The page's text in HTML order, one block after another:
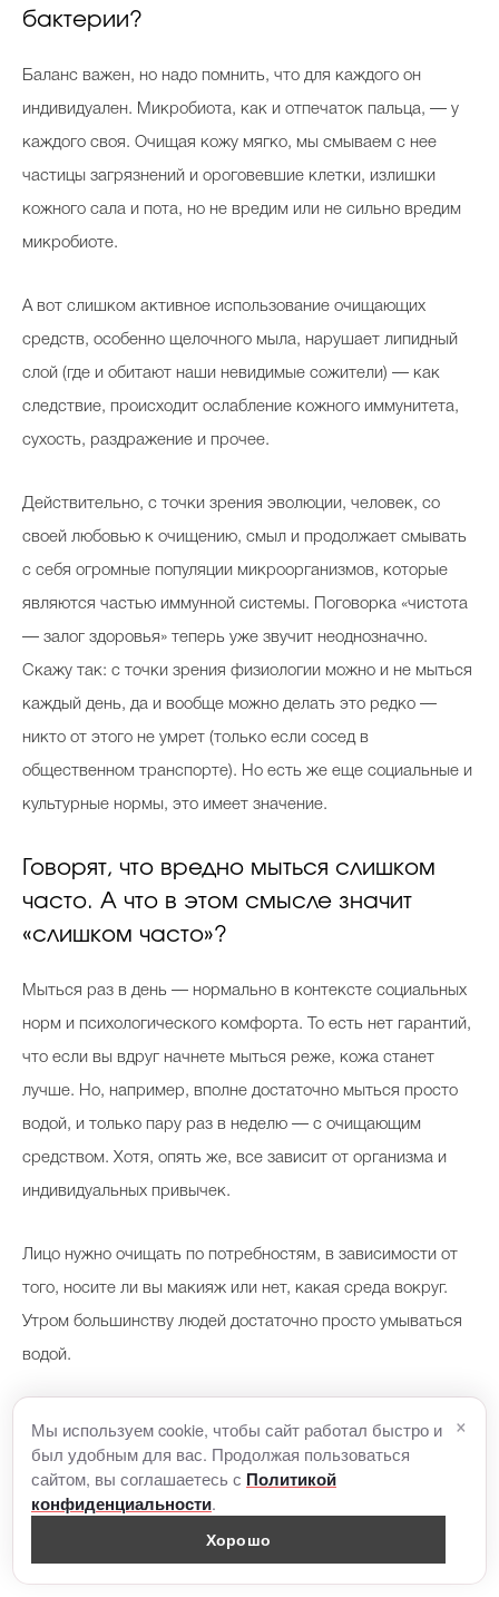
бактерии?
Баланс важен, но надо помнить, что для каждого он
индивидуален. Микробиота, как и отпечаток пальца, — у
каждого своя. Очищая кожу мягко, мы смываем с нее
частицы загрязнений и ороговевшие клетки, излишки
кожного сала и пота, но не вредим или не сильно вредим
микробиоте.
А вот слишком активное использование очищающих
средств, особенно щелочного мыла, нарушает липидный
слой (где и обитают наши невидимые сожители) — как
следствие, происходит ослабление кожного иммунитета,
сухость, раздражение и прочее.
Действительно, с точки зрения эволюции, человек, со
своей любовью к очищению, смыл и продолжает смывать
с себя огромные популяции микроорганизмов, которые
являются частью иммунной системы. Поговорка «чистота
— залог здоровья» теперь уже звучит неоднозначно.
Скажу так: с точки зрения физиологии можно и не мыться
каждый день, да и вообще можно делать это редко —
никто от этого не умрет (только если сосед в
общественном транспорте). Но есть же еще социальные и
культурные нормы, это имеет значение.
Говорят, что вредно мыться слишком
часто. А что в этом смысле значит
«слишком часто»?
Мыться раз в день — нормально в контексте социальных
норм и психологического комфорта. То есть нет гарантий,
что если вы вдруг начнете мыться реже, кожа станет
лучше. Но, например, вполне достаточно мыться просто
водой, и только пару раз в неделю — с очищающим
средством. Хотя, опять же, все зависит от организма и
индивидуальных привычек.
Лицо нужно очищать по потребностям, в зависимости от
того, носите ли вы макияж или нет, какая среда вокруг.
Утром большинству людей достаточно просто умываться
водой.
А что вы думаете насчет высказываний
про мыло?
Мыло мылу рознь. Сейчас научились делать не сильно
щелочное мыло, которое даже ухаживает за кожей. Но да,
Мы используем cookie, чтобы сайт работал быстро и
был удобным для вас. Продолжая пользоваться
сайтом, вы соглашаетесь с Политикой
конфиденциальности.
Хорошо
×